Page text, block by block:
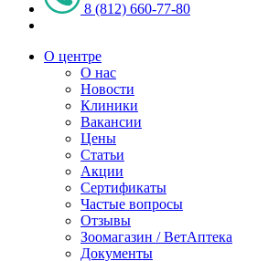
8 (812) 660-77-80
О центре
О нас
Новости
Клиники
Вакансии
Цены
Статьи
Акции
Сертификаты
Частые вопросы
Отзывы
Зоомагазин / ВетАптека
Документы